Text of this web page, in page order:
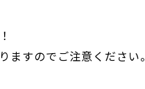
すのでご注意ください。